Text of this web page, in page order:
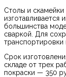
Столы и скамейки
изготавливается
большинства
сваркой. Для
транспортировки
Срок
складе от трех
покраски — 350